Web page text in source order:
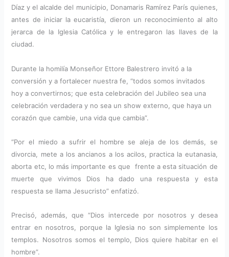
Díaz y el alcalde del municipio, Donamaris Ramírez París quienes,
antes de iniciar la eucaristía, dieron un reconocimiento al alto
jerarca de la Iglesia Católica y le entregaron las llaves de la
ciudad.
Durante la homilía Monseñor Ettore Balestrero invitó a la
conversión y a fortalecer nuestra fe, “todos somos invitados
hoy a convertirnos; que esta celebración del Jubileo sea una
celebración verdadera y no sea un show externo, que haya un
corazón que cambie, una vida que cambia”.
“Por el miedo a sufrir el hombre se aleja de los demás, se
divorcia, mete a los ancianos a los acilos, practica la eutanasia,
aborta etc, lo más importante es que frente a esta situación de
muerte que vivimos Dios ha dado una respuesta y esta
respuesta se llama Jesucristo” enfatizó.
Precisó, además, que “Dios intercede por nosotros y desea
entrar en nosotros, porque la Iglesia no son simplemente los
templos. Nosotros somos el templo, Dios quiere habitar en el
hombre”.